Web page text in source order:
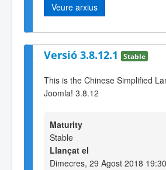
Veure arxius
Versió 3.8.12.1 Stable
This is the Chinese Simplified
Joomla! 3.8.12
Maturity
Stable
Llançat el
Dimecres, 29 Agost 2018 19:30